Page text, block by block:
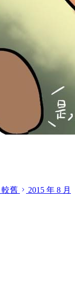
較舊
2015 年 8 月